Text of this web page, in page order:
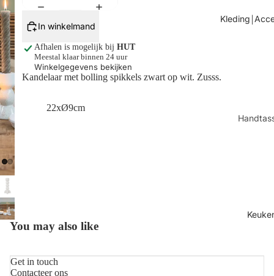
Tafels
Kleding￨
Shop
In winkelmand
Afhalen is mogelijk bij HUT
Meestal klaar binnen 24 uur
Winkelgegevens bekijken
Kandelaar met bolling spikkels zwart op wit. Zusss.
22xØ9cm
You may also like
Get in touch
Contacteer ons